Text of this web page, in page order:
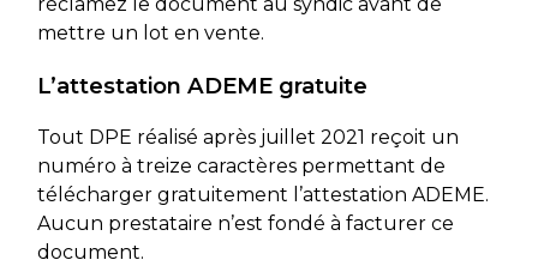
mettre un lot en vente.
L’attestation ADEME gratuite
Tout DPE réalisé après juillet 2021 reçoit un
numéro à treize caractères permettant de
télécharger gratuitement l’attestation ADEME.
Aucun prestataire n’est fondé à facturer ce
document.